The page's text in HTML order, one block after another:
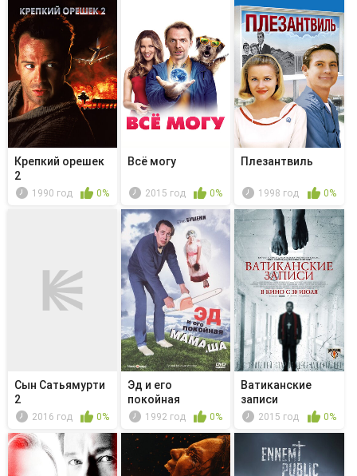
Крепкий орешек
2
1990 год 0%
Всё могу
2015 год 0%
Плезантвиль
1998 год 0%
Сын Сатьямурти
2
2016 год 0%
Эд и его
покойная
мамаша
1992 год 0%
Ватиканские
записи
2015 год 0%